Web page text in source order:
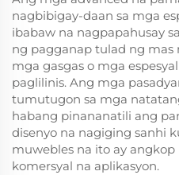
nagbibigay-daan sa mga
ibabaw na nagpapahusay
ng pagganap tulad ng mas
mga gasgas o mga
paglilinis. Ang mga
tumutugon sa mga
habang pinananatili ang
disenyo na nagiging sanhi
muwebles na ito ay angkop
komersyal na aplikasyon.